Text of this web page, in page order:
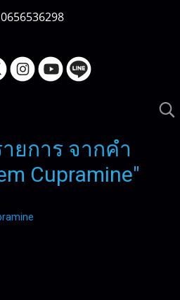
0656536298
ยการ จากคำ
Cupramine"